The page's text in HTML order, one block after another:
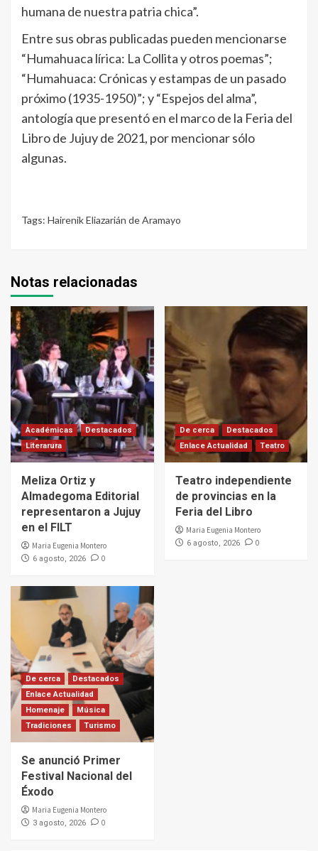
humana de nuestra patria chica”.
Entre sus obras publicadas pueden mencionarse
“Humahuaca lírica: La Collita y otros poemas”;
“Humahuaca: Crónicas y estampas de un pasado
próximo (1935-1950)”; y “Espejos del alma”,
antología que presentó en el marco de la Feria del
Libro de Jujuy de 2021, por mencionar sólo
algunas.
Tags: Hairenik Eliazarián de Aramayo
Notas relacionadas
Académicas
Destacados
Literarura
Meliza Ortiz y
Almadegoma Editorial
representaron a Jujuy
en el FILT
Maria Eugenia Montero
6 agosto, 2026 0
De cerca
Destacados
Enlace Actualidad
Teatro
Teatro independiente
de provincias en la
Feria del Libro
Maria Eugenia Montero
6 agosto, 2026 0
De cerca
Destacados
Enlace Actualidad
Homenaje
Música
Tradiciones
Turismo
Se anunció Primer
Festival Nacional del
Éxodo
Maria Eugenia Montero
3 agosto, 2026 0